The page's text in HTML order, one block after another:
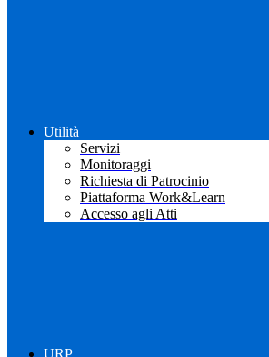
Utilità
Servizi
Monitoraggi
Richiesta di Patrocinio
Piattaforma Work&Learn
Accesso agli Atti
URP